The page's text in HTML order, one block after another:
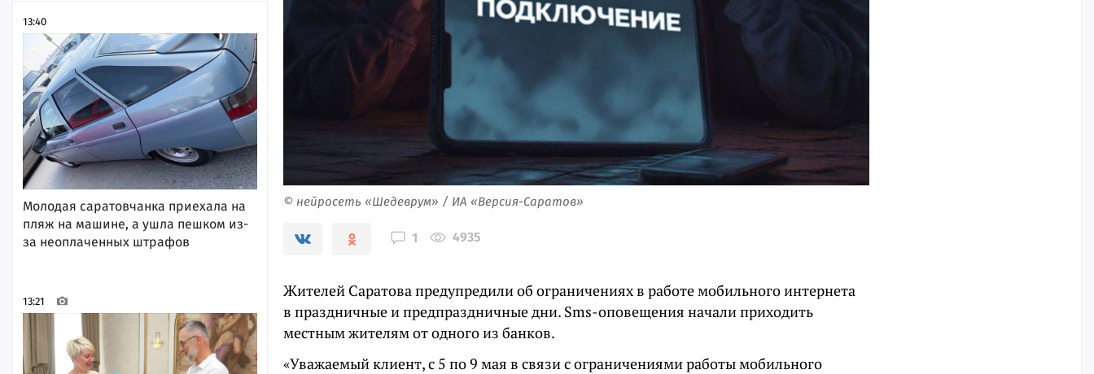
13:40
Молодая саратовчанка приехала на
пляж на машине, а ушла пешком из-
за неоплаченных штрафов
13:21
© нейросеть «Шедеврум» / ИА «Версия-Саратов»
1 4935
Жителей Саратова предупредили об ограничениях в работе мобильного интернета
в праздничные и предпраздничные дни. Sms-оповещения начали приходить
местным жителям от одного из банков.
«Уважаемый клиент, с 5 по 9 мая в связи с ограничениями работы мобильного